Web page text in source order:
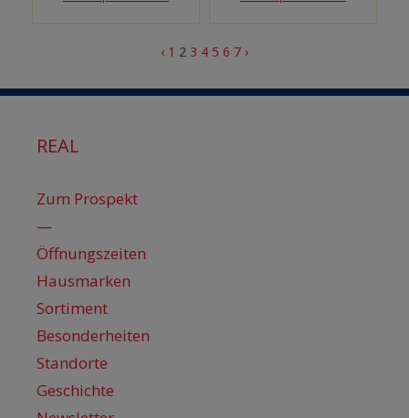
‹ 1 2 3 4 5 6 7 ›
REAL
Zum Prospekt
—
Öffnungszeiten
Hausmarken
Sortiment
Besonderheiten
Standorte
Geschichte